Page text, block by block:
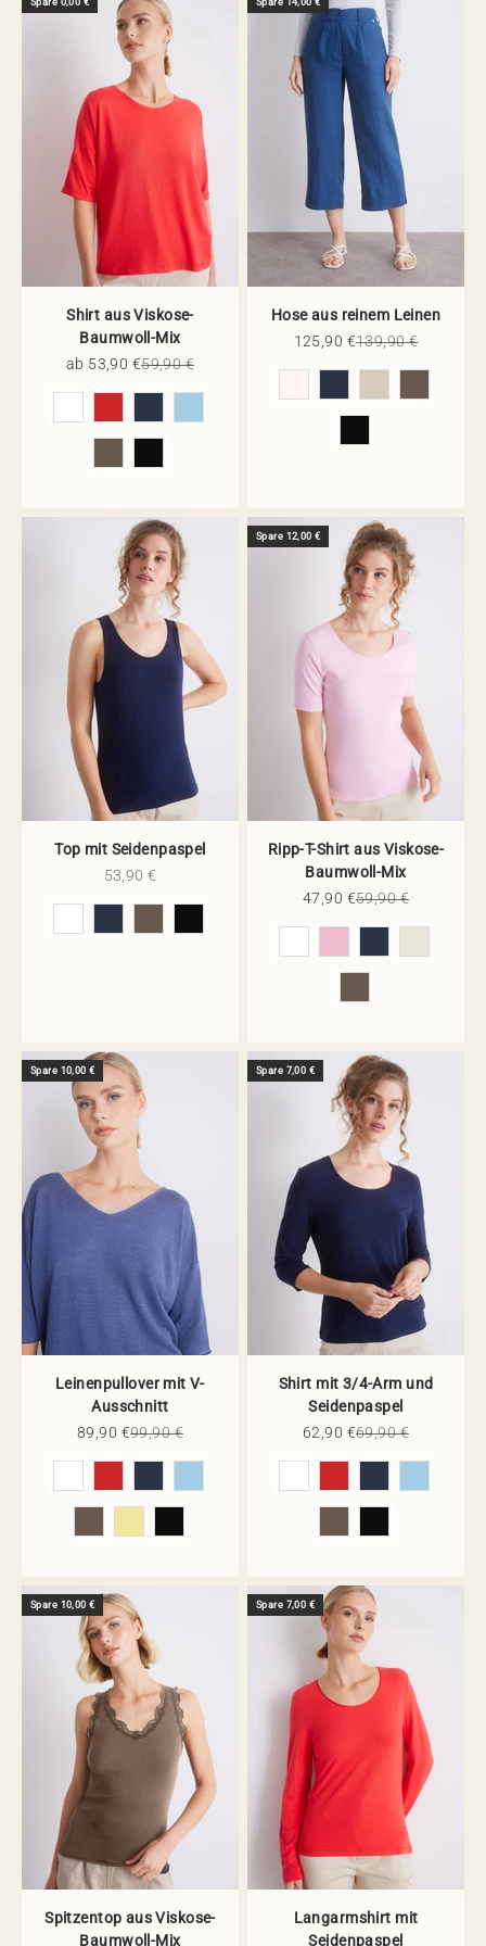
Shirt aus Viskose-
Baumwoll-Mix
Angebot
ab 53,90 €Regulärer Preis
59,90 €
Hose aus reinem Leinen
Angebot
125,90 €Regulärer Preis
139,90 €
Top mit Seidenpaspel
Angebot
53,90 €
Spare 12,00 €
Ripp-T-Shirt aus Viskose-
Baumwoll-Mix
Angebot
47,90 €Regulärer Preis
59,90 €
Spare 10,00 €
Leinenpullover mit V-
Ausschnitt
Angebot
89,90 €Regulärer Preis
99,90 €
Spare 7,00 €
Shirt mit 3/4-Arm und
Seidenpaspel
Angebot
62,90 €Regulärer Preis
69,90 €
Spare 10,00 €
Spitzentop aus Viskose-
Baumwoll-Mix
Spare 7,00 €
Langarmshirt mit
Seidenpaspel